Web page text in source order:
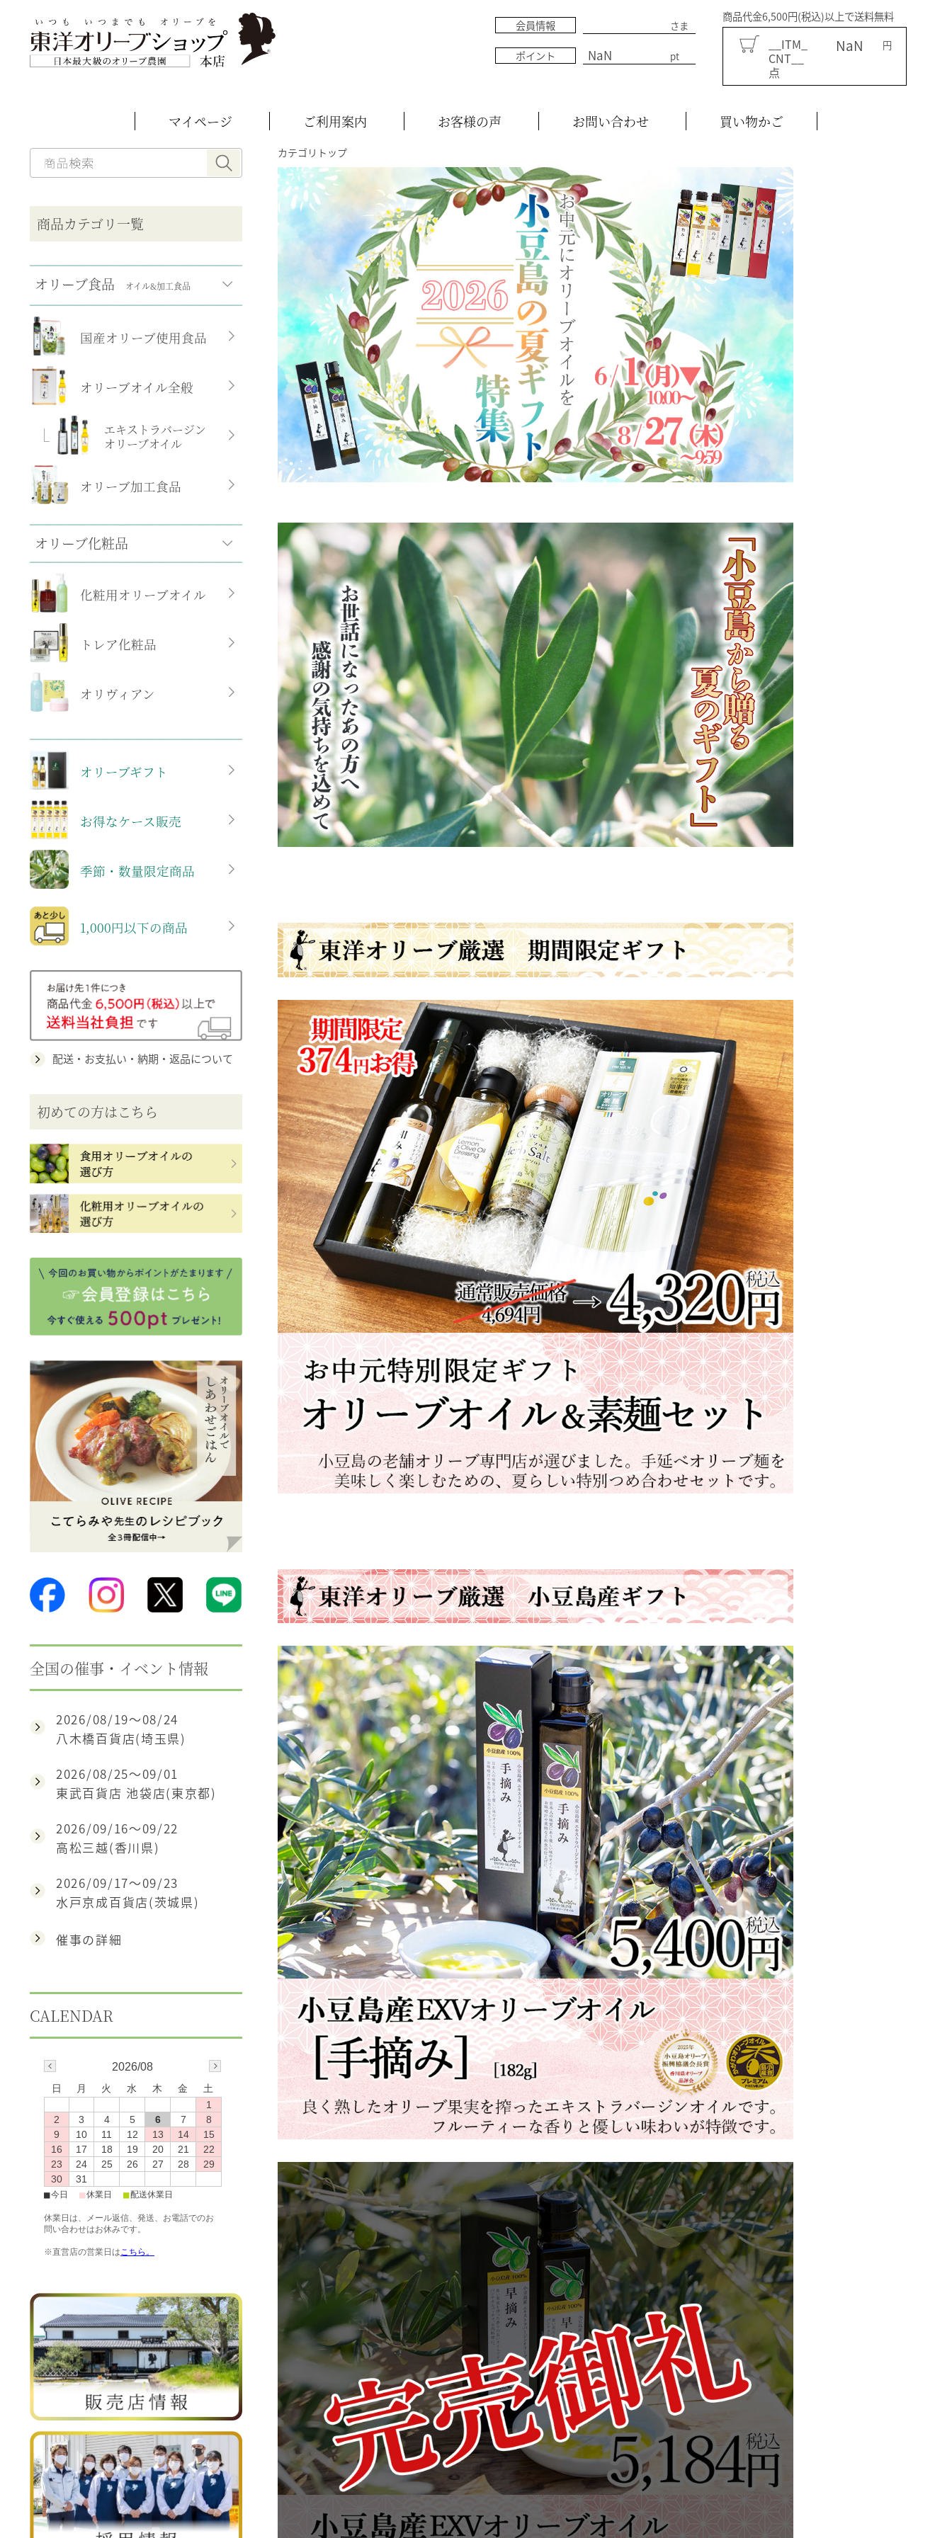
会員情報 さま
ポイント NaN pt
商品代金6,500円(税込)以上で送料無料
__ITM_
CNT__
点
NaN 円
マイページ ご利用案内 お客様の声 お問い合わせ 買い物かご
__MEMBER_LASTNAME__ __MEMBER_FIRSTNAME__ __MEMBER_HOLDINGPOINT__ __ITM_CNT__ __ITM_TOTAL__
カテゴリトップ
商品カテゴリ一覧
オリーブ食品 オイル&加工食品
国産オリーブ使用食品
オリーブオイル全般
エキストラバージン
オリーブオイル
オリーブ加工食品
オリーブ化粧品
化粧用オリーブオイル
トレア化粧品
オリヴィアン
オリーブギフト
お得なケース販売
季節・数量限定商品
1,000円以下の商品
配送・お支払い・納期・返品について
初めての方はこちら
全国の催事・イベント情報
2026/08/19～08/24
八木橋百貨店(埼玉県)
2026/08/25～09/01
東武百貨店 池袋店(東京都)
2026/09/16～09/22
高松三越(香川県)
2026/09/17～09/23
水戸京成百貨店(茨城県)
催事の詳細
CALENDAR
2026/08
日 月 火 水 木 金
土
1
2
3 4 5 6 7
8
9
10 11 12 13 14
15
16
17 18 19 20 21
22
23
24 25 26 27 28
29
30
31
■今日 ■休業日 ■ 配送休業日
休業日は、メール返信、発送、お電話でのお
問い合わせはお休みです。
※直営店の営業日はこちら。